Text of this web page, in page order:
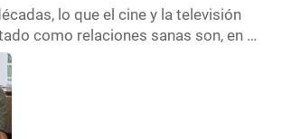
lo que el cine y la televisión
como relaciones sanas son, en su
tóxicas romantizadas. Y son
forma, lo hemos normalizado.
Nobody Wants This llegó para
Nadie quiere esto, la serie de